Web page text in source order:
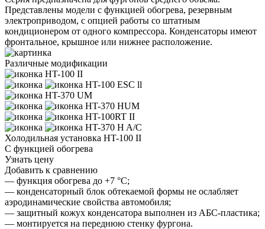
Представлены модели с функцией обогрева, резервным
электроприводом, с опцией работы со штатным
кондиционером от одного компрессора. Конденсаторы имеют
фронтальное, крышное или нижнее расположение.
Различные модификации
HT-100 II
HT-100 ESC ll
HT-370 UM
HT-370 HUM
HT-100RT II
HT-370 H A/C
Холодильная установка HT-100 II
С функцией обогрева
Узнать цену
Добавить к сравнению
— функция обогрева до +7 °C;
— конденсаторный блок обтекаемой формы не ослабляет
аэродинамические свойства автомобиля;
— защитный кожух конденсатора выполнен из АБС-пластика;
— монтируется на переднюю стенку фургона.